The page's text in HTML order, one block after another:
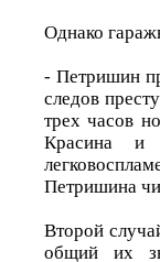
Однако
- Петришин
следов
трех часов
Красина и
Петришина
Второй
общий их